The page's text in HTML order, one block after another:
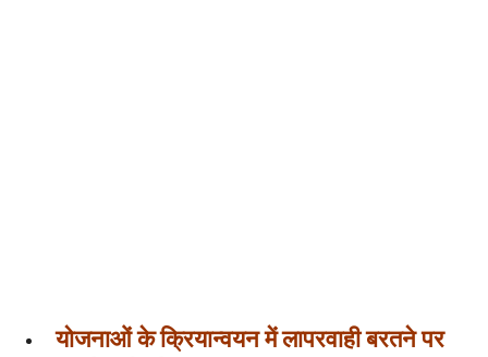
योजनाओं के क्रियान्वयन में लापरवाही बरतने पर